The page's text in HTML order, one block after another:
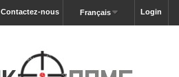
Login
Français
Contactez-nous